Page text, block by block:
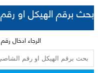
بحث برقم الهيكل او
الرجاء ادخال